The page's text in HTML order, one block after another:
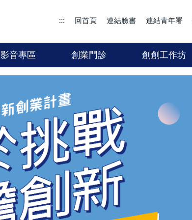
::: 回首頁 連結臉書 連結青年署
影音專區 創業門診 創創工作坊